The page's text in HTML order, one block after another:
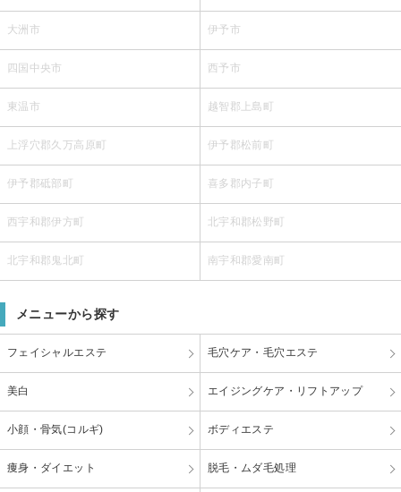
大洲市 伊予市
四国中央市 西予市
東温市 越智郡上島町
上浮穴郡久万高原町 伊予郡松前町
伊予郡砥部町 喜多郡内子町
西宇和郡伊方町 北宇和郡松野町
北宇和郡鬼北町 南宇和郡愛南町
メニューから探す
フェイシャルエステ 毛穴ケア・毛穴エステ
美白 エイジングケア・リフトアップ
小顔・骨気(コルギ) ボディエステ
痩身・ダイエット 脱毛・ムダ毛処理